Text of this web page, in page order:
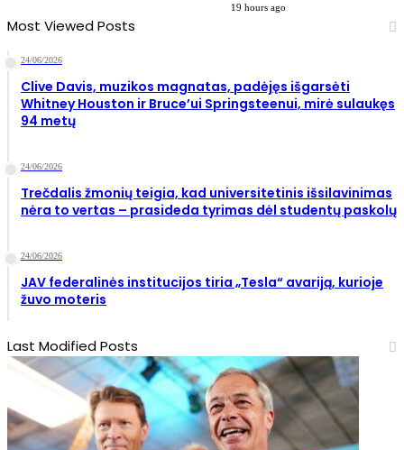
19 hours ago
Most Viewed Posts
24/06/2026
Clive Davis, muzikos magnatas, padėjęs išgarsėti
Whitney Houston ir Bruce’ui Springsteenui, mirė sulaukęs
94 metų
24/06/2026
Trečdalis žmonių teigia, kad universitetinis išsilavinimas
nėra to vertas – prasideda tyrimas dėl studentų paskolų
24/06/2026
JAV federalinės institucijos tiria „Tesla“ avariją, kurioje
žuvo moteris
Last Modified Posts